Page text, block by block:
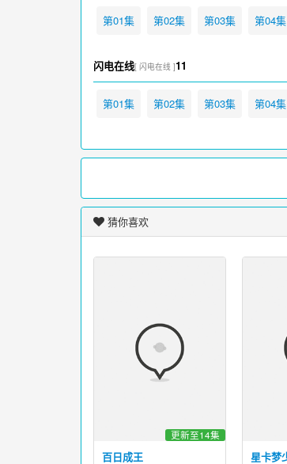
第01集 第02集 第03集 第04集
闪电在线[ 闪电在线 ]11
第01集 第02集 第03集 第04集
猜你喜欢
百日成王
更新至14集
星卡梦